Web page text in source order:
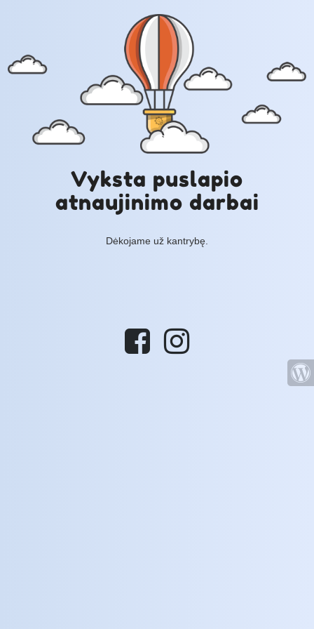
Vyksta puslapio
atnaujinimo darbai
Dėkojame už kantrybę.